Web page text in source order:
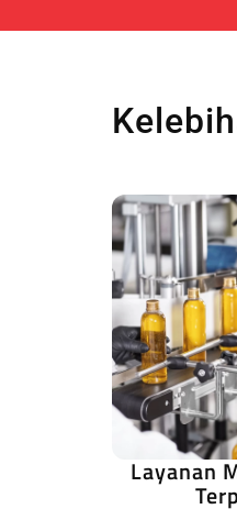
Layanan